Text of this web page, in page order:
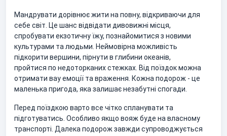
Мандрувати дорівнює жити на повну, відкриваючи для
себе світ. Це шанс відвідати дивовижні місця,
спробувати екзотичну їжу, познайомитися з новими
культурами та людьми. Неймовірна можливість
підкорити вершини, пірнути в глибини океанів,
пройтися по недоторканих стежках. Від поїздок можна
отримати вау емоції та враження. Кожна подорож - це
маленька пригода, яка залишає незабутні спогади.
Перед поїздкою варто все чітко спланувати та
підготуватись. Особливо якщо вояж буде на власному
транспорті. Далека подорож завжди супроводжується